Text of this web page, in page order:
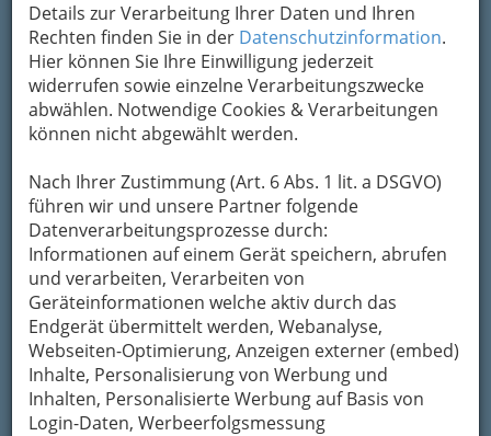
Details zur Verarbeitung Ihrer Daten und Ihren
Rechten finden Sie in der Datenschutzinformation.
Hier können Sie Ihre Einwilligung jederzeit
widerrufen sowie einzelne Verarbeitungszwecke
abwählen. Notwendige Cookies & Verarbeitungen
können nicht abgewählt werden.
Nach Ihrer Zustimmung (Art. 6 Abs. 1 lit. a DSGVO)
führen wir und unsere Partner folgende
Datenverarbeitungsprozesse durch:
Informationen auf einem Gerät speichern, abrufen
und verarbeiten, Verarbeiten von
Geräteinformationen welche aktiv durch das
Endgerät übermittelt werden, Webanalyse,
Webseiten-Optimierung, Anzeigen externer (embed)
Inhalte, Personalisierung von Werbung und
Inhalten, Personalisierte Werbung auf Basis von
Login-Daten, Werbeerfolgsmessung
So gliedert die WKO
Buchbinder